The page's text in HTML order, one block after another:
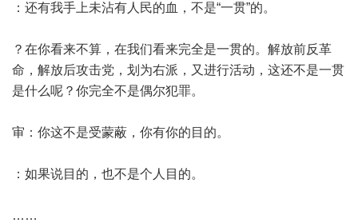
：还有我手上未沾有人民的血，不是“一贯”的。
？在你看来不算，在我们看来完全是一贯的。解放前反革
命，解放后攻击党，划为右派，又进行活动，这还不是一贯
是什么呢？你完全不是偶尔犯罪。
审：你这不是受蒙蔽，你有你的目的。
：如果说目的，也不是个人目的。
……